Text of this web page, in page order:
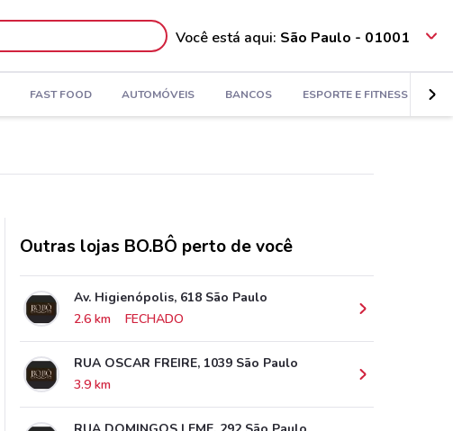
Você está aqui: São Paulo - 01001
FAST FOOD AUTOMÓVEIS BANCOS ESPORTE E FITNESS
Outras lojas BO.BÔ perto de você
Av. Higienópolis, 618 São Paulo
2.6 km
FECHADO
RUA OSCAR FREIRE, 1039 São Paulo
3.9 km